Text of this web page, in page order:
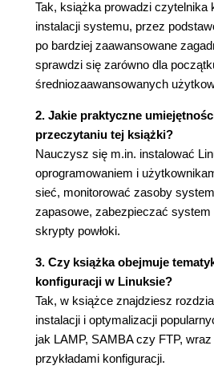
Wyszukiwanie plików (72)
Rozdział 6. Planowanie zadań
Rozdział 7. Użytkownicy, grupy
Tworzenie, modyfikacja i
(82)
Praca z grupami (89)
Uprawnienia standardowe
Uprawnienia specjalne (95)
Listy dostępu (98)
Rozdział 8. Zwiększanie
Macierze RAID (101)
Konfiguracja macierzy
(102)
Woluminy LVM (106)
Konfiguracja woluminu
Linux (106)
Zmiana rozmiaru LVM
Tak, książka prowadzi czytelnika
instalacji systemu, przez
po bardziej zaawansowane
sprawdzi się zarówno dla
średniozaawansowanych
2. Jakie praktyczne
przeczytaniu tej książki?
Nauczysz się m.in. instalować
oprogramowaniem i
sieć, monitorować zasoby
zapasowe, zabezpieczać
skrypty powłoki.
3. Czy książka obejmuje
konfiguracji w Linuksie?
Tak, w książce znajdziesz
instalacji i optymalizacji
jak LAMP, SAMBA czy FTP,
przykładami konfiguracji.